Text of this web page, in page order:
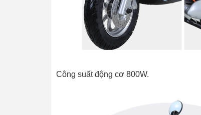
Công suất động cơ 800W.